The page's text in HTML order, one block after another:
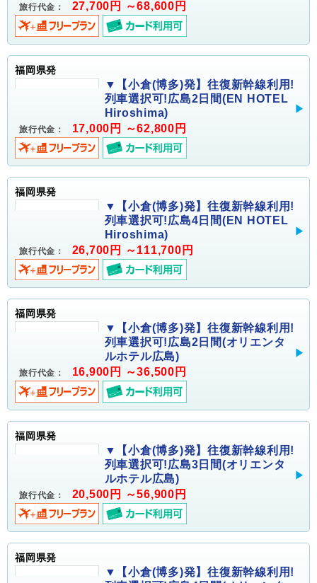
旅行代金： 27,700円 ～68,600円
福岡県発
▼【小倉(博多)発】往復新幹線利用!
列車選択可!広島2日間(EN HOTEL
Hiroshima)
旅行代金： 17,000円 ～62,800円
福岡県発
▼【小倉(博多)発】往復新幹線利用!
列車選択可!広島4日間(EN HOTEL
Hiroshima)
旅行代金： 26,700円 ～111,700円
福岡県発
▼【小倉(博多)発】往復新幹線利用!
列車選択可!広島2日間(オリエンタ
ルホテル広島)
旅行代金： 16,900円 ～36,500円
福岡県発
▼【小倉(博多)発】往復新幹線利用!
列車選択可!広島3日間(オリエンタ
ルホテル広島)
旅行代金： 20,500円 ～56,900円
福岡県発
▼【小倉(博多)発】往復新幹線利用!